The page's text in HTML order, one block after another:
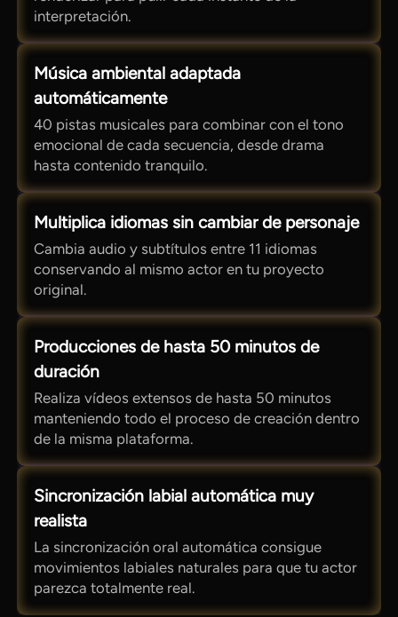
interpretación.
Música ambiental adaptada
automáticamente
40 pistas musicales para combinar con el tono
emocional de cada secuencia, desde drama
hasta contenido tranquilo.
Multiplica idiomas sin cambiar de personaje
Cambia audio y subtítulos entre 11 idiomas
conservando al mismo actor en tu proyecto
original.
Producciones de hasta 50 minutos de
duración
Realiza vídeos extensos de hasta 50 minutos
manteniendo todo el proceso de creación dentro
de la misma plataforma.
Sincronización labial automática muy
realista
La sincronización oral automática consigue
movimientos labiales naturales para que tu actor
parezca totalmente real.